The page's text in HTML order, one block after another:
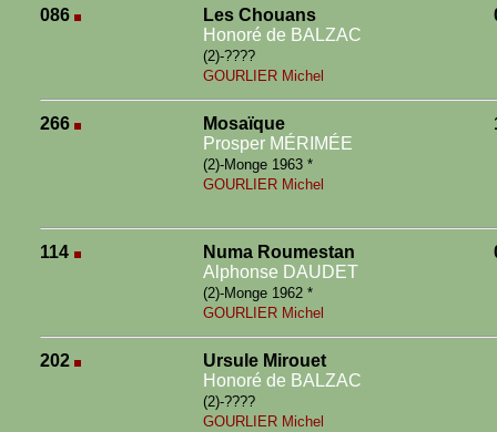
086
Les Chouans
Honoré de BALZAC
(2)-????
GOURLIER Michel
266
Mosaïque
Prosper MÉRIMÉE
(2)-Monge 1963 *
GOURLIER Michel
114
Numa Roumestan
Alphonse DAUDET
(2)-Monge 1962 *
GOURLIER Michel
202
Ursule Mirouet
Honoré de BALZAC
(2)-????
GOURLIER Michel